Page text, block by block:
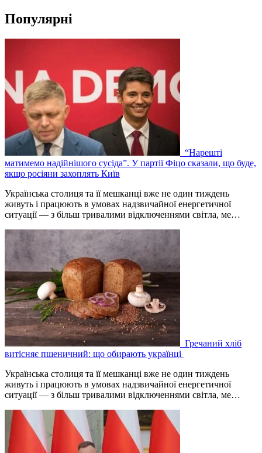
Популярні
“Нарешті
матимемо надійнішого сусіда”. У партії Фіцо сказали, що буде,
якщо росіяни захоплять Київ
Українська столиця та її мешканці вже не один тиждень
живуть і працюють в умовах надзвичайної енергетичної
ситуації — з більш тривалими відключеннями світла, ме…
Гречаний хліб
витісняє пшеничний: що обирають українці
Українська столиця та її мешканці вже не один тиждень
живуть і працюють в умовах надзвичайної енергетичної
ситуації — з більш тривалими відключеннями світла, ме…